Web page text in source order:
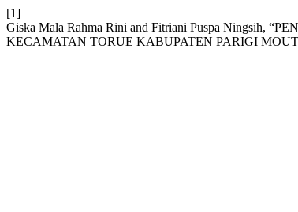
[1]
Giska Mala Rahma Rini and Fitriani Puspa Ningsih,
KECAMATAN TORUE KABUPATEN PARIGI